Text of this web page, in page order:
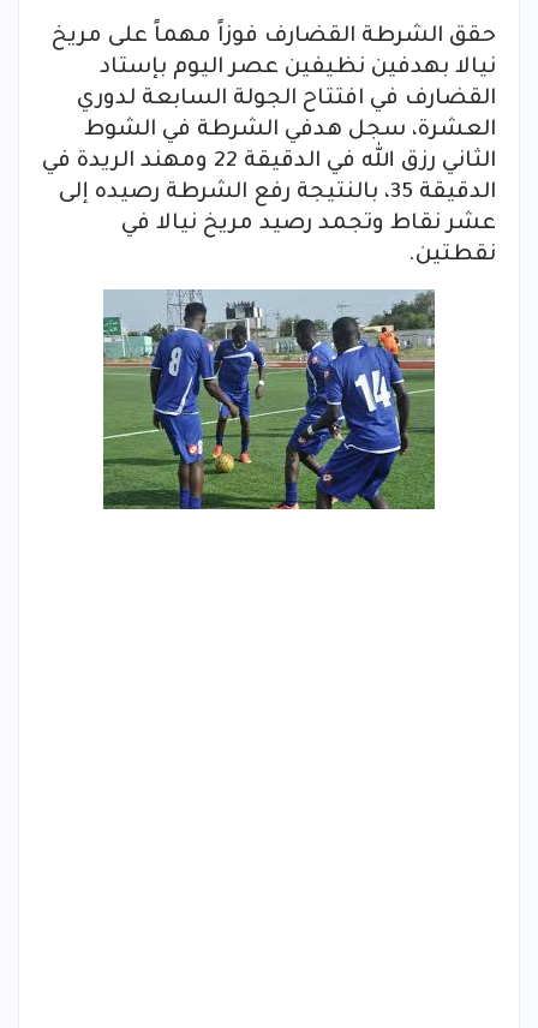
حقق الشرطة القضارف فوزاً مهماً على مريخ
نيالا بهدفين نظيفين عصر اليوم بإستاد
القضارف في افتتاح الجولة السابعة لدوري
العشرة، سجل هدفي الشرطة في الشوط
الثاني رزق الله في الدقيقة 22 ومهند الريدة في
الدقيقة 35، بالنتيجة رفع الشرطة رصيده إلى
عشر نقاط وتجمد رصيد مريخ نيالا في
نقطتين.